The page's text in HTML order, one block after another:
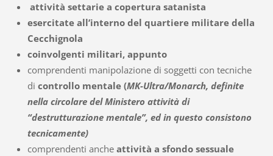
attività settarie a copertura satanista
esercitate all’interno del quartiere militare della
Cecchignola
coinvolgenti militari, appunto
comprendenti manipolazione di soggetti con tecniche
di controllo mentale (MK-Ultra/Monarch, definite
nella circolare del Ministero attività di
“destrutturazione mentale”, ed in questo consistono
tecnicamente)
comprendenti anche attività a sfondo sessuale